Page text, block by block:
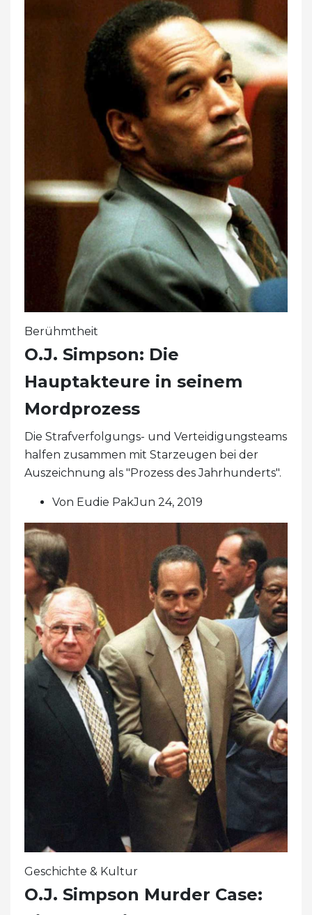
Berühmtheit
O.J. Simpson: Die
Hauptakteure in seinem
Mordprozess
Die Strafverfolgungs- und Verteidigungsteams
halfen zusammen mit Starzeugen bei der
Auszeichnung als "Prozess des Jahrhunderts".
Von Eudie PakJun 24, 2019
Geschichte & Kultur
O.J. Simpson Murder Case: